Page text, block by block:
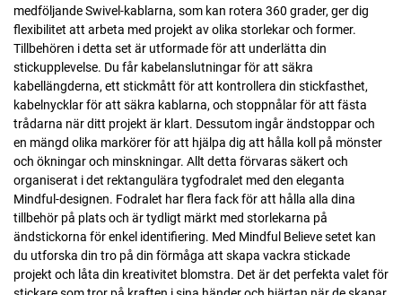
medföljande Swivel-kablarna, som kan rotera 360 grader, ger dig
flexibilitet att arbeta med projekt av olika storlekar och former.
Tillbehören i detta set är utformade för att underlätta din
stickupplevelse. Du får kabelanslutningar för att säkra
kabellängderna, ett stickmått för att kontrollera din stickfasthet,
kabelnycklar för att säkra kablarna, och stoppnålar för att fästa
trådarna när ditt projekt är klart. Dessutom ingår ändstoppar och
en mängd olika markörer för att hjälpa dig att hålla koll på mönster
och ökningar och minskningar. Allt detta förvaras säkert och
organiserat i det rektangulära tygfodralet med den eleganta
Mindful-designen. Fodralet har flera fack för att hålla alla dina
tillbehör på plats och är tydligt märkt med storlekarna på
ändstickorna för enkel identifiering. Med Mindful Believe setet kan
du utforska din tro på din förmåga att skapa vackra stickade
projekt och låta din kreativitet blomstra. Det är det perfekta valet för